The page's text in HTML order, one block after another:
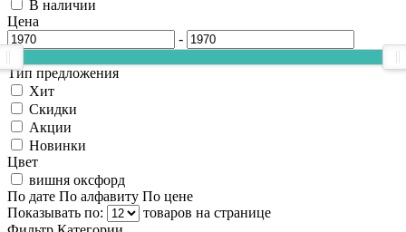
В наличии
Цена
-
Тип предложения
Хит
Скидки
Акции
Новинки
Цвет
вишня оксфорд
По дате По алфавиту По цене
Показывать по:
товаров на странице